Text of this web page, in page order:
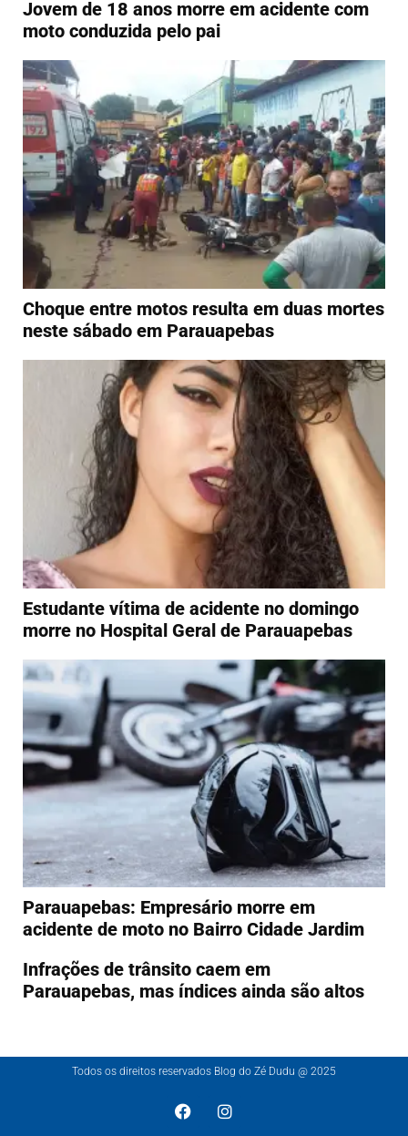
Jovem de 18 anos morre em acidente com
moto conduzida pelo pai
Choque entre motos resulta em duas mortes
neste sábado em Parauapebas
Estudante vítima de acidente no domingo
morre no Hospital Geral de Parauapebas
Parauapebas: Empresário morre em
acidente de moto no Bairro Cidade Jardim
Infrações de trânsito caem em
Parauapebas, mas índices ainda são altos
Todos os direitos reservados Blog do Zé Dudu @ 2025